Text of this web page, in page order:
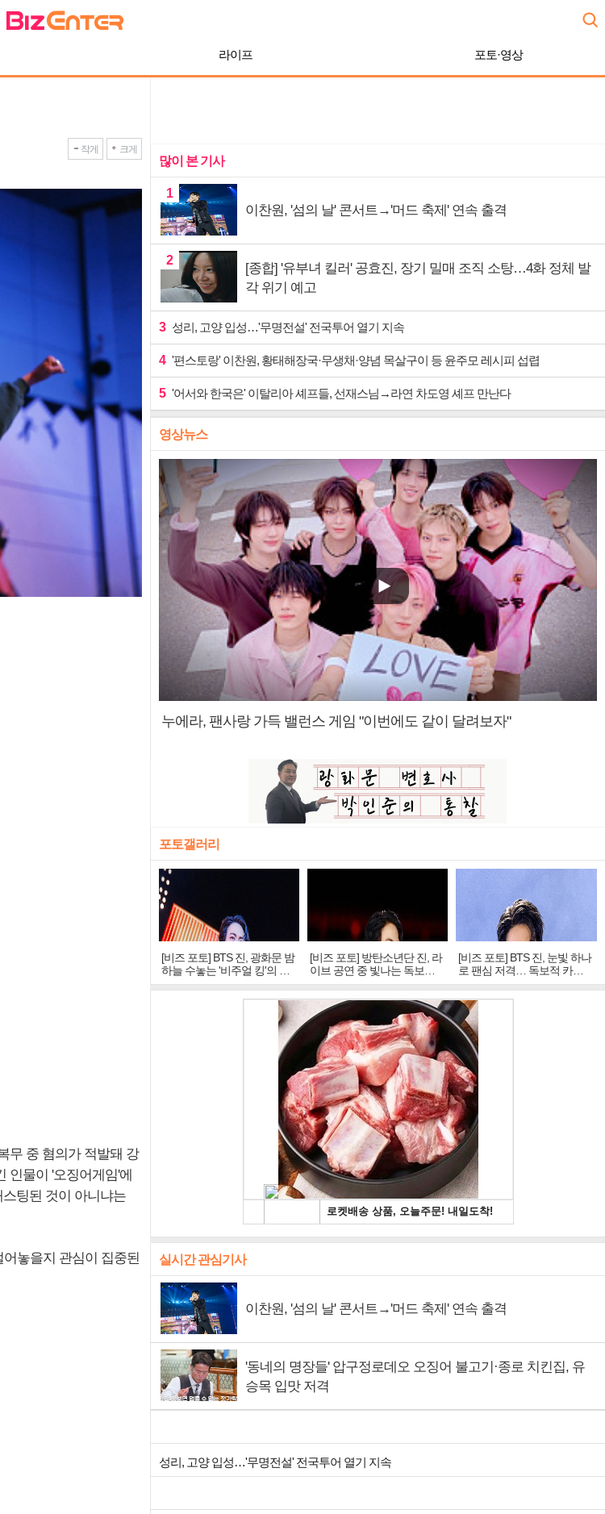
라이프 포토·영상
작게 크게
무 중 혐의가 적발돼 강
물이 '오징어게임'에
팅된 것이 아니냐는
놓을지 관심이 집중된
많이 본 기사
1
이찬원, '섬의 날' 콘서트→'머드 축제' 연속 출격
2
[종합] '유부녀 킬러' 공효진, 장기 밀매 조직 소탕…4화 정체 발
각 위기 예고
3 성리, 고양 입성…'무명전설' 전국투어 열기 지속
4 '편스토랑' 이찬원, 황태해장국·무생채·양념 목살구이 등 윤주모 레시피 섭렵
5 '어서와 한국은' 이탈리아 셰프들, 선재스님→라연 차도영 셰프 만난다
영상뉴스
누에라, 팬사랑 가득 밸런스 게임 "이번에도 같이 달려보자"
포토갤러리
[비즈 포토] BTS 진, 광화문 밤
하늘 수놓는 '비주얼 킹'의 열
창
[비즈 포토] 방탄소년단 진, 라
이브 공연 중 빛나는 독보적
아우라
[비즈 포토] BTS 진, 눈빛 하나
로 팬심 저격… 독보적 카리
스마
실시간 관심기사
이찬원, '섬의 날' 콘서트→'머드 축제' 연속 출격
'동네의 명장들' 압구정로데오 오징어 불고기·종로 치킨집, 유
승목 입맛 저격
성리, 고양 입성…'무명전설' 전국투어 열기 지속